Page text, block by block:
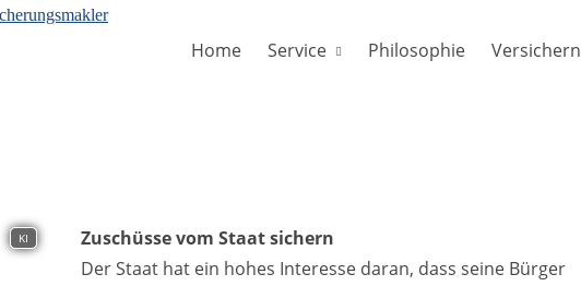
Home Service Philosophie Versichern
KI
Zuschüsse vom Staat sichern
Der Staat hat ein hohes Interesse daran, dass seine Bürger